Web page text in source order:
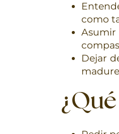
como
Dejar